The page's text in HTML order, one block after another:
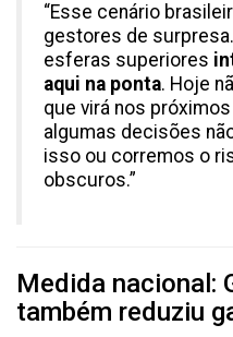
“Esse cenário
gestores de
esferas superiores
aqui na ponta. Hoje
que virá nos
algumas decisões
isso ou corremos o
obscuros.”
Medida nacional:
também reduziu